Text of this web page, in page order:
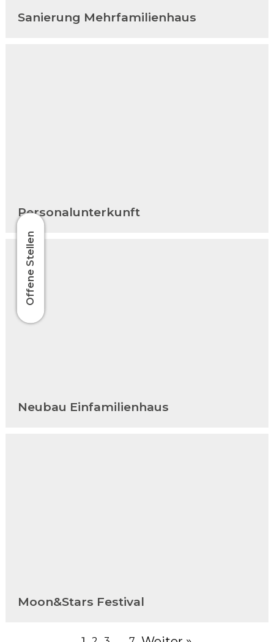
Sanierung Mehrfamilienhaus
Personalunterkunft
Neubau Einfamilienhaus
Moon&Stars Festival
Offene Stellen